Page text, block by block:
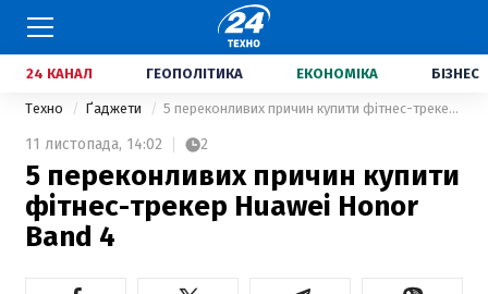
24 КАНАЛ ГЕОПОЛІТИКА ЕКОНОМІКА БІЗНЕС
Техно Ґаджети 5 переконливих причин купити фітнес-трекер Huawei Honor Band 4
11 листопада, 14:02 2
5 переконливих причин купити
фітнес-трекер Huawei Honor
Band 4